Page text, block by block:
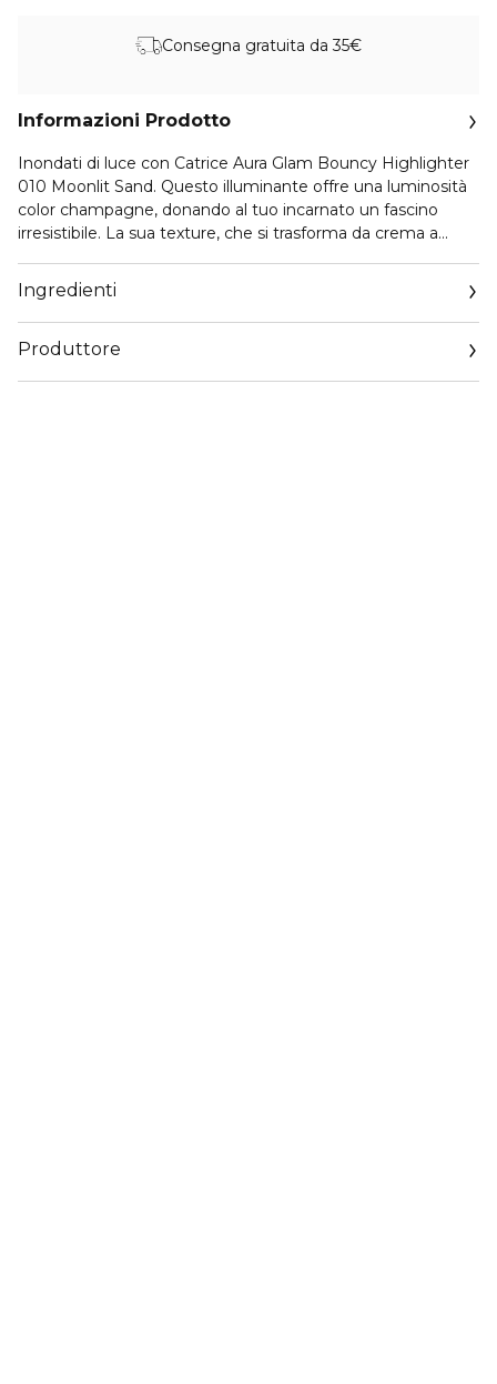
Consegna gratuita da 35€
Informazioni Prodotto
Inondati di luce con Catrice Aura Glam Bouncy Highlighter
010 Moonlit Sand. Questo illuminante offre una luminosità
color champagne, donando al tuo incarnato un fascino
irresistibile. La sua texture, che si trasforma da crema a
sfumare. Con il sottile luccichio multidimensionale porti la
luminosità ovunque tu vada, quindi preparati a splendere
come mai prima d’ora.
Ingredienti
Produttore